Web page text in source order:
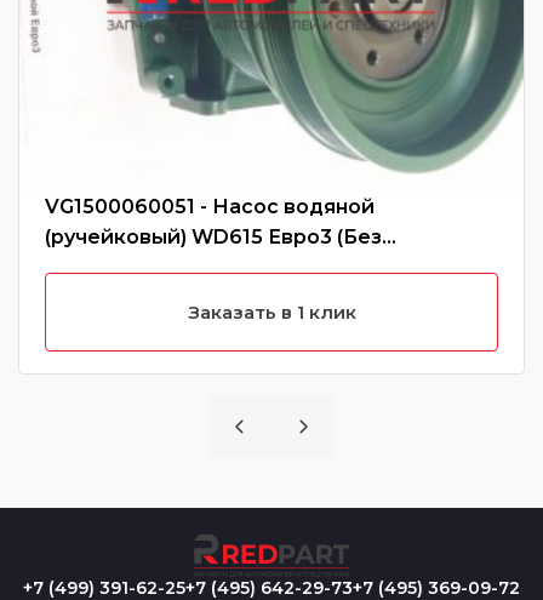
VG1500060051 - Насос водяной
(ручейковый) WD615 Евро3 (Без
характеристики)
Заказать в 1 клик
+7 (499) 391-62-25+7 (495) 642-29-73+7 (495) 369-09-72